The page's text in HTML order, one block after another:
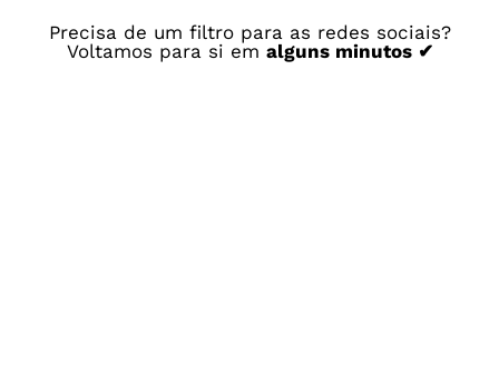
Precisa de um filtro para as redes sociais?
Voltamos para si em alguns minutos ✔